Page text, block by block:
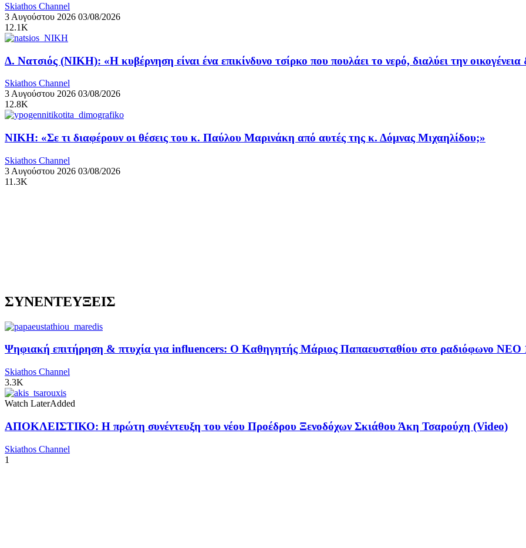
Skiathos Channel
3 Αυγούστου 2026 03/08/2026
12.1K
Δ. Νατσιός (ΝΙΚΗ): «Η κυβέρνηση είναι ένα επικίνδυνο τσίρκο που πουλάει το νερό, διαλύει την οικογένεια
Skiathos Channel
3 Αυγούστου 2026 03/08/2026
12.8K
ΝΙΚΗ: «Σε τι διαφέρουν οι θέσεις του κ. Παύλου Μαρινάκη από αυτές της κ. Δόμνας Μιχαηλίδου;»
Skiathos Channel
3 Αυγούστου 2026 03/08/2026
11.3K
ΣΥΝΕΝΤΕΥΞΕΙΣ
Ψηφιακή επιτήρηση & πτυχία για influencers: Ο Καθηγητής Μάριος Παπαευσταθίου στο ραδιόφωνο NEO
Skiathos Channel
3.3K
Watch LaterAdded
ΑΠΟΚΛΕΙΣΤΙΚΟ: Η πρώτη συνέντευξη του νέου Προέδρου Ξενοδόχων Σκιάθου Άκη Τσαρούχη (Video)
Skiathos Channel
1